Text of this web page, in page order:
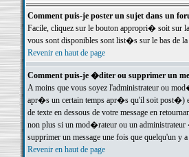
Comment puis-je poster un sujet dans un
Facile, cliquez sur le bouton appropri� soit sur
vous sont disponibles sont list�s sur le bas de
Revenir en haut de page
Comment puis-je �diter ou supprimer un
A moins que vous soyez l'administrateur ou
apr�s un certain temps apr�s qu'il soit post�)
de texte en dessous de votre message en
non plus si un mod�rateur ou un administrateur
supprimer un message une fois que quelqu'un y
Revenir en haut de page